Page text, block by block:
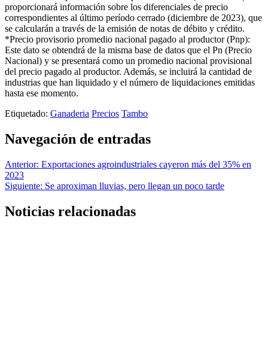
proporcionará información sobre los diferenciales de precio
correspondientes al último período cerrado (diciembre de 2023), que
se calcularán a través de la emisión de notas de débito y crédito.
*Precio provisorio promedio nacional pagado al productor (Pnp):
Este dato se obtendrá de la misma base de datos que el Pn (Precio
Nacional) y se presentará como un promedio nacional provisional
del precio pagado al productor. Además, se incluirá la cantidad de
industrias que han liquidado y el número de liquidaciones emitidas
hasta ese momento.
Etiquetado: Ganaderia Precios Tambo
Navegación de entradas
Anterior: Exportaciones agroindustriales cayeron más del 35% en
2023
Siguiente: Se aproximan lluvias, pero llegan un poco tarde
Noticias relacionadas